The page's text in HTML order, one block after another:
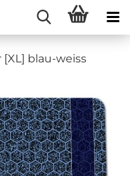
[XL] blau-weiss